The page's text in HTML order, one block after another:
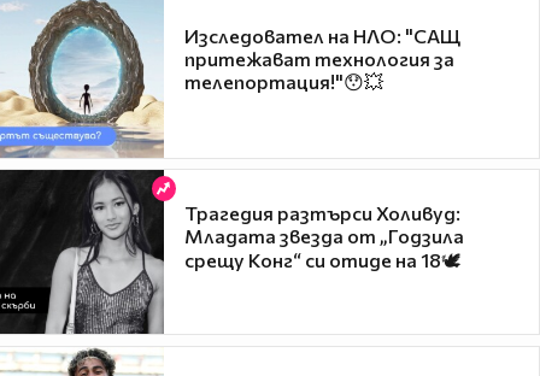
Изследовател на НЛО: "САЩ
притежават технология за
телепортация!"😯💥
Трагедия разтърси Холивуд:
Младата звезда от „Годзила
срещу Конг“ си отиде на 18🕊️